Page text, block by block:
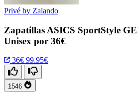
Privé by Zalando
Zapatillas ASICS SportStyle
Unisex por 36€
36€ 99.95€
1546